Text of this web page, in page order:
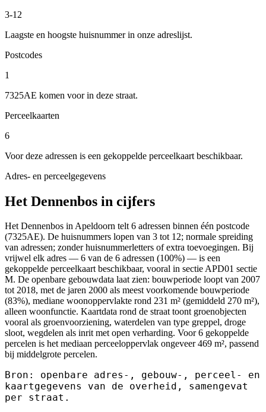
3-12
Laagste en hoogste huisnummer in onze adreslijst.
Postcodes
1
7325AE komen voor in deze straat.
Perceelkaarten
6
Voor deze adressen is een gekoppelde perceelkaart beschikbaar.
Adres- en perceelgegevens
Het Dennenbos in cijfers
Het Dennenbos in Apeldoorn telt 6 adressen binnen één postcode
(7325AE). De huisnummers lopen van 3 tot 12; normale spreiding
van adressen; zonder huisnummerletters of extra toevoegingen. Bij
vrijwel elk adres — 6 van de 6 adressen (100%) — is een
gekoppelde perceelkaart beschikbaar, vooral in sectie APD01 sectie
M. De openbare gebouwdata laat zien: bouwperiode loopt van 2007
tot 2018, met de jaren 2000 als meest voorkomende bouwperiode
(83%), mediane woonoppervlakte rond 231 m² (gemiddeld 270 m²),
alleen woonfunctie. Kaartdata rond de straat toont groenobjecten
vooral als groenvoorziening, waterdelen van type greppel, droge
sloot, wegdelen als inrit met open verharding. Voor 6 gekoppelde
percelen is het mediaan perceeloppervlak ongeveer 469 m², passend
bij middelgrote percelen.
Bron: openbare adres-, gebouw-, perceel- en
kaartgegevens van de overheid, samengevat
per straat.